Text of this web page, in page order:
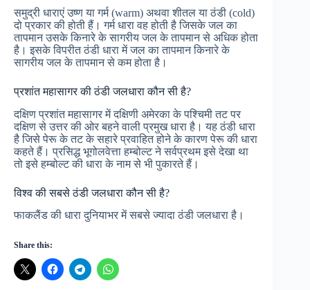
समुद्री धाराएं उष्ण या गर्म (warm) अथवा शीतल या ठंडी (cold)
दो प्रकार की होती हैं। गर्म धारा वह होती है जिसके जल का
तापमान उसके किनारे के सागरीय जल के तापमान से अधिक होता
है। इसके विपरीत ठंडी धारा में जल का तापमान किनारे के
सागरीय जल के तापमान से कम होता है।
प्रशांत महासागर की ठंडी जलधारा कौन सी है?
दक्षिण प्रशांत महासागर में दक्षिणी अमेरका के पश्चिमी तट पर
दक्षिण से उत्तर की ओर बहने वाली प्रमुख धारा है। यह ठंडी धारा
है जिसे पेरू के तट के सहारे प्रवाहित होने के कारण पेरू की धारा
कहते हैं। प्रसिद्ध भूगोलवेत्ता हम्बोल्ट ने सर्वप्रथम इसे देखा था
तो इसे हम्बोल्ट की धारा के नाम से भी पुकारते हैं।
विश्व की सबसे ठंडी जलधारा कौन सी है?
फाकलैंड की धारा दुनियाभर में सबसे ज्यादा ठंडी जलधारा है।
Share this: